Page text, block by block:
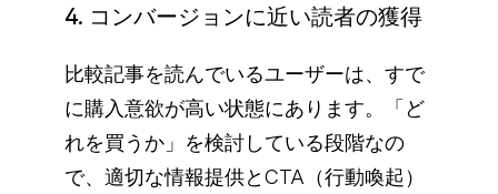
4. コンバージョンに近い読者の獲得
比較記事を読んでいるユーザーは、すで
に購入意欲が高い状態にあります。「ど
れを買うか」を検討している段階なの
で、適切な情報提供とCTA（行動喚起）